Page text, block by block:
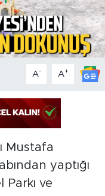
A- A+
Mustafa
yaptığı
Parkı ve